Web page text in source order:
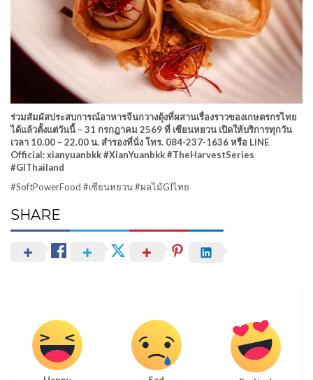
ร่วมสัมผัสประสบการณ์อาหารจีนกวางตุ้งที่ผสานเรื่องราวของเกษตรกรไทย
ได้แล้วตั้งแต่วันนี้ – 31 กรกฎาคม 2569 ที่ เซียนหยวน เปิดให้บริการทุกวัน
เวลา 10.00 – 22.00 น. สำรองที่นั่ง โทร. 084-237-1636 หรือ LINE
Official: xianyuanbkk #XianYuanbkk #TheHarvestSeries
#GIThailand
#SoftPowerFood #เซียนหยวน #ผลไม้GIไทย
SHARE